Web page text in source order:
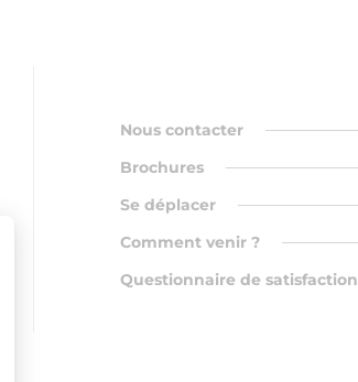
Nous contacter
Brochures
Se déplacer
Comment venir ?
Questionnaire de satisfaction